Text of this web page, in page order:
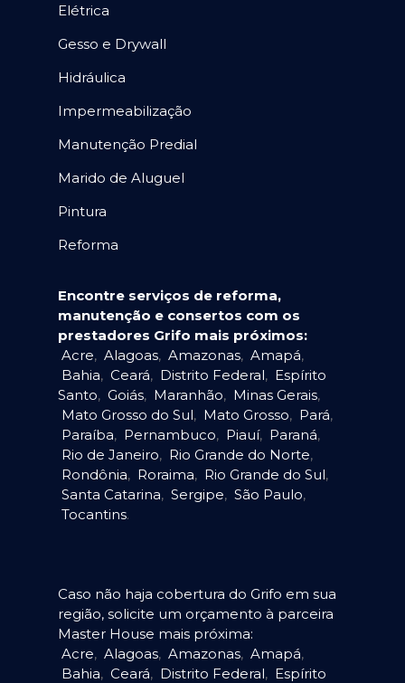
Elétrica
Gesso e Drywall
Hidráulica
Impermeabilização
Manutenção Predial
Marido de Aluguel
Pintura
Reforma
Encontre serviços de reforma,
manutenção e consertos com os
prestadores Grifo mais próximos:
Acre, Alagoas, Amazonas, Amapá,
Bahia, Ceará, Distrito Federal, Espírito
Santo, Goiás, Maranhão, Minas Gerais,
Mato Grosso do Sul, Mato Grosso, Pará,
Paraíba, Pernambuco, Piauí, Paraná,
Rio de Janeiro, Rio Grande do Norte,
Rondônia, Roraima, Rio Grande do Sul,
Santa Catarina, Sergipe, São Paulo,
Tocantins.
Caso não haja cobertura do Grifo em sua
região, solicite um orçamento à parceira
Master House mais próxima:
Acre, Alagoas, Amazonas, Amapá,
Bahia, Ceará, Distrito Federal, Espírito